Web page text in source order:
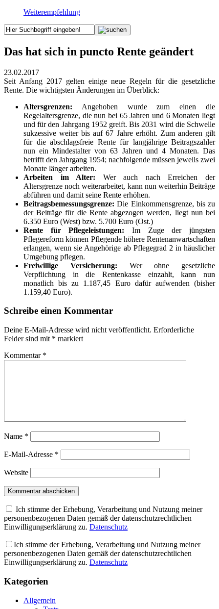
Weiterempfehlung
Das hat sich in puncto Rente geändert
23.02.2017
Seit Anfang 2017 gelten einige neue Regeln für die gesetzliche
Rente. Die wichtigsten Änderungen im Überblick:
Altersgrenzen: Angehoben wurde zum einen die
Regelaltersgrenze, die nun bei 65 Jahren und 6 Monaten liegt
und für den Jahrgang 1952 greift. Bis 2031 wird die Schwelle
sukzessive weiter bis auf 67 Jahre erhöht. Zum anderen gilt
für die abschlagsfreie Rente für langjährige Beitragszahler
nun ein Mindestalter von 63 Jahren und 4 Monaten. Das
betrifft den Jahrgang 1954; nachfolgende müssen jeweils zwei
Monate länger arbeiten.
Arbeiten im Alter: Wer auch nach Erreichen der
Altersgrenze noch weiterarbeitet, kann nun weiterhin Beiträge
abführen und damit seine Rente erhöhen.
Beitragsbemessungsgrenze: Die Einkommensgrenze, bis zu
der Beiträge für die Rente abgezogen werden, liegt nun bei
6.350 Euro (West) bzw. 5.700 Euro (Ost.)
Rente für Pflegeleistungen: Im Zuge der jüngsten
Pflegereform können Pflegende höhere Rentenanwartschaften
erlangen, wenn sie Angehörige ab Pflegegrad 2 in häuslicher
Umgebung pflegen.
Freiwillige Versicherung: Wer ohne gesetzliche
Verpflichtung in die Rentenkasse einzahlt, kann nun
monatlich bis zu 1.187,45 Euro dafür aufwenden (bisher
1.159,40 Euro).
Schreibe einen Kommentar
Deine E-Mail-Adresse wird nicht veröffentlicht. Erforderliche
Felder sind mit * markiert
Kommentar *
Name *
E-Mail-Adresse *
Website
Ich stimme der Erhebung, Verarbeitung und Nutzung meiner
personenbezogenen Daten gemäß der datenschutzrechtlichen
Einwilligungserklärung zu. Datenschutz
Ich stimme der Erhebung, Verarbeitung und Nutzung meiner
personenbezogenen Daten gemäß der datenschutzrechtlichen
Einwilligungserklärung zu. Datenschutz
Kategorien
Allgemein